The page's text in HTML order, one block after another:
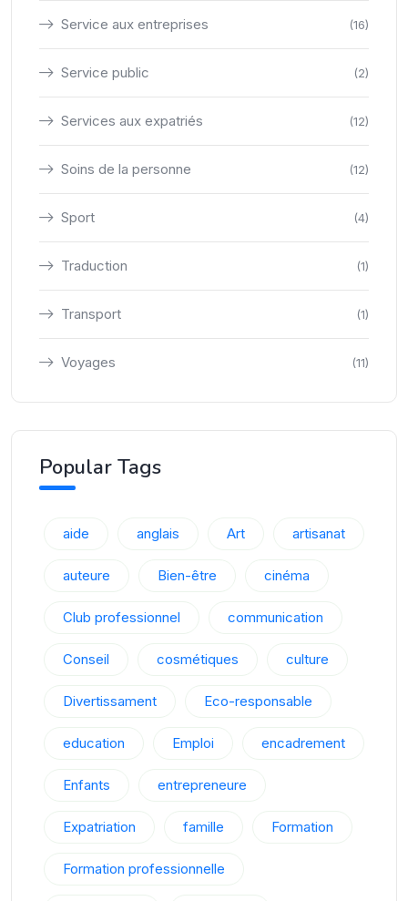
Service aux entreprises (16)
Service public (2)
Services aux expatriés (12)
Soins de la personne (12)
Sport (4)
Traduction (1)
Transport (1)
Voyages (11)
Popular Tags
aide anglais Art artisanat
auteure Bien-être cinéma
Club professionnel communication
Conseil cosmétiques culture
Divertissament Eco-responsable
education Emploi encadrement
Enfants entrepreneure
Expatriation famille Formation
Formation professionnelle